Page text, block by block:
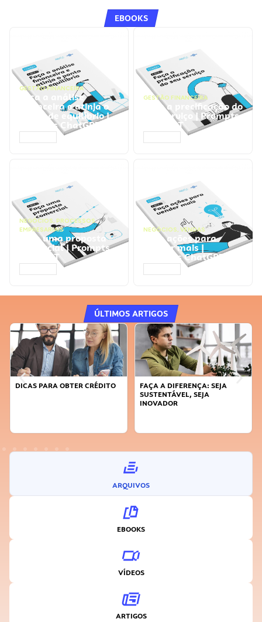
EBOOKS
GESTÃO FINANCEIRA
Faça a análise
financeira e atinja o
ponto de equilíbrio |
Prompts ChatGPT
GESTÃO FINANCEIRA
Faça a precificação do
seu serviço | Prompts
ChatGPT
NEGÓCIOS, PROCESSOS
EMPRESARIAIS
Faça uma proposta
comercial | Prompts
ChatGPT
NEGÓCIOS, VENDAS
Faça ações para
vender mais |
Prompts ChatGPT
ÚLTIMOS ARTIGOS
DICAS PARA OBTER CRÉDITO
FAÇA A DIFERENÇA: SEJA
SUSTENTÁVEL, SEJA
INOVADOR
ARQUIVOS
EBOOKS
VÍDEOS
ARTIGOS